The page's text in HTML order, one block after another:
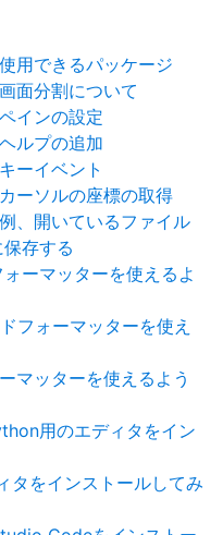
用できるパッケージ
面分割について
インの設定
ルプの追加
ーイベント
ーソルの座標の取得
、開いているファイル
存する
ーマッターを使えるよ
フォーマッターを使え
マッターを使えるよう
用のエディタをイン
タをインストールしてみ